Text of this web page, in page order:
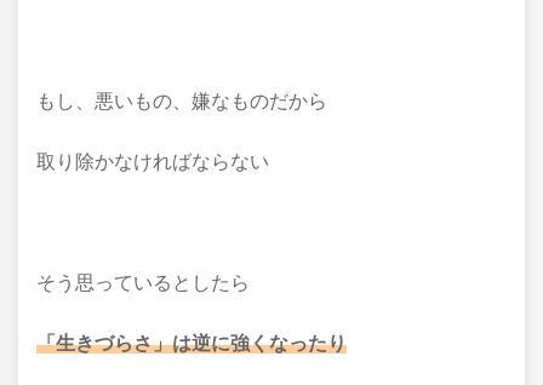
もし、悪いもの、嫌なものだから
取り除かなければならない
そう思っているとしたら
「生きづらさ」は逆に強くなったり